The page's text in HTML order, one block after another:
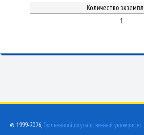
Количество
1
© 1999-2026, Гродненский государственный